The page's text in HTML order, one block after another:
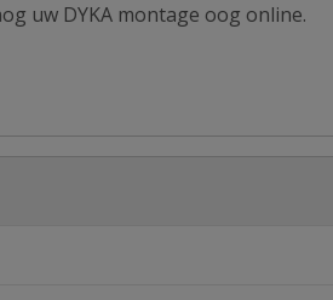
uw DYKA montage oog online.